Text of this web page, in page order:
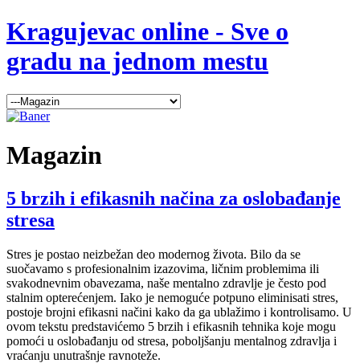
Kragujevac online - Sve o
gradu na jednom mestu
Magazin
5 brzih i efikasnih načina za oslobađanje
stresa
Stres je postao neizbežan deo modernog života. Bilo da se
suočavamo s profesionalnim izazovima, ličnim problemima ili
svakodnevnim obavezama, naše mentalno zdravlje je često pod
stalnim opterećenjem. Iako je nemoguće potpuno eliminisati stres,
postoje brojni efikasni načini kako da ga ublažimo i kontrolisamo. U
ovom tekstu predstavićemo 5 brzih i efikasnih tehnika koje mogu
pomoći u oslobađanju od stresa, poboljšanju mentalnog zdravlja i
vraćanju unutrašnje ravnoteže.